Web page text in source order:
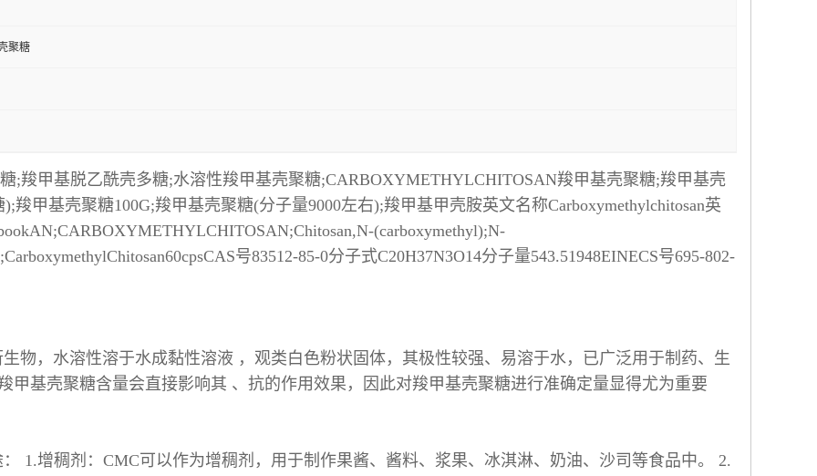
聚糖
;羧甲基脱乙酰壳多糖;水溶性羧甲基壳聚糖;CARBOXYMETHYLCHITOSAN羧甲基壳聚糖;羧甲基壳
甲基壳聚糖100G;羧甲基壳聚糖(分子量9000左右);羧甲基甲壳胺英文名称Carboxymethylchitosan英
(carboxymethyl);N-
号83512-85-0分子式C20H37N3O14分子量543.51948EINECS号695-802-
物，水溶性溶于水成黏性溶液 ，观类白色粉状固体，其极性较强、易溶于水，已广泛用于制药、生
甲基壳聚糖含量会直接影响其 、抗的作用效果，因此对羧甲基壳聚糖进行准确定量显得尤为重要
1.增稠剂：CMC可以作为增稠剂，用于制作果酱、酱料、浆果、冰淇淋、奶油、沙司等食品中。 2.